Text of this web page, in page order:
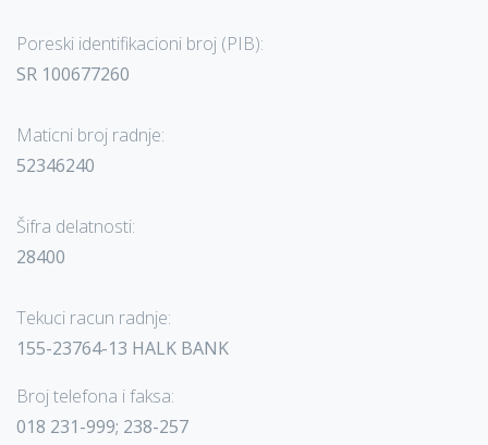
Poreski identifikacioni broj (PIB):
SR 100677260
Maticni broj radnje:
52346240
Šifra delatnosti:
28400
Tekuci racun radnje:
155-23764-13 HALK BANK
Broj telefona i faksa:
018 231-999; 238-257